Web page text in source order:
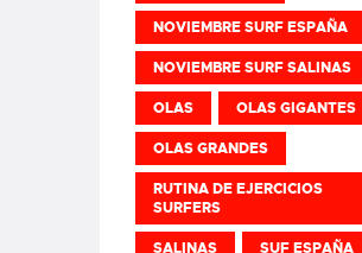
NOVIEMBRE SURF ESPAÑA
NOVIEMBRE SURF SALINAS
OLAS OLAS GIGANTES
OLAS GRANDES
RUTINA DE EJERCICIOS
SURFERS
SALINAS SUF ESPAÑA